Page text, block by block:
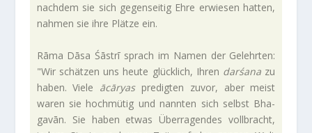
nachdem sie sich gegen­seitig Ehre erwiesen hatten,
nahmen sie ihre Plätze ein.
Rāma Dāsa Śāstrī sprach im Namen der Gelehrten:
"Wir schätzen uns heute glück­lich, Ihren darśana zu
haben. Viele ācāryaspre­digten zuvor, aber meist
waren sie hoch­mütig und nannten sich selbst Bha­
gavān. Sie haben etwas Über­ra­gendes voll­bracht,